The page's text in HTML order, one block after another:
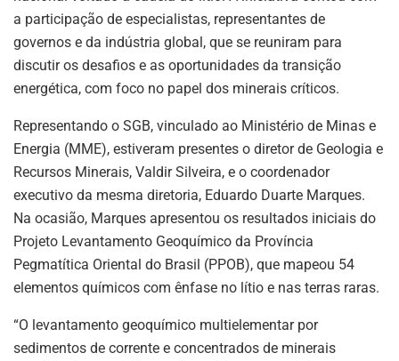
a participação de especialistas, representantes de
governos e da indústria global, que se reuniram para
discutir os desafios e as oportunidades da transição
energética, com foco no papel dos minerais críticos.
Representando o SGB, vinculado ao Ministério de Minas e
Energia (MME), estiveram presentes o diretor de Geologia e
Recursos Minerais, Valdir Silveira, e o coordenador
executivo da mesma diretoria, Eduardo Duarte Marques.
Na ocasião, Marques apresentou os resultados iniciais do
Projeto Levantamento Geoquímico da Província
Pegmatítica Oriental do Brasil (PPOB), que mapeou 54
elementos químicos com ênfase no lítio e nas terras raras.
“O levantamento geoquímico multielementar por
sedimentos de corrente e concentrados de minerais